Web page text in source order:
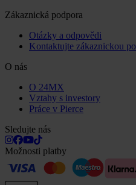
Zákaznická podpora
Otázky a odpovědi
Kontaktujte zákaznickou
O nás
O 24MX
Vztahy s investory
Práce v Pierce
Sledujte nás
Možnosti platby